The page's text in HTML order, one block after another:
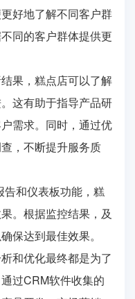
好地了解不同客户群
同的客户群体提供更
果，糕点店可以了解
这有助于指导产品研
需求。同时，通过优
，不断提升服务质
和仪表板功能，糕
。根据监控结果，及
保达到最佳效果。
和优化最终都是为了
过CRM软件收集的